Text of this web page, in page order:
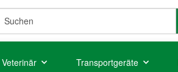
Veterinär Transportgeräte